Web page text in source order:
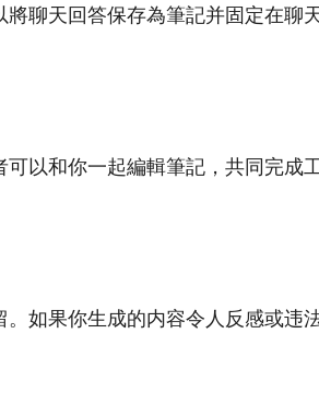
聊天回答保存為筆記并固定在聊
以和你一起編輯筆記，共同完成
如果你生成的内容令人反感或违